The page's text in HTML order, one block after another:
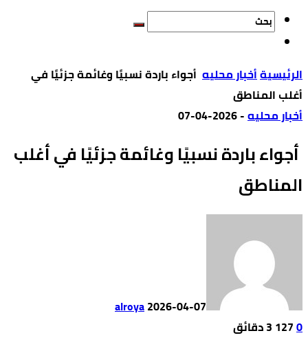
‫الرئيسية‬أخبار محليه أجواء باردة نسبيًا وغائمة جزئيًا في
أغلب المناطق
أخبار محليه-
2026-04-07
أجواء باردة نسبيًا وغائمة جزئيًا في أغلب
المناطق
alroya2026-04-07
0
127 3 ‫دقائق‬